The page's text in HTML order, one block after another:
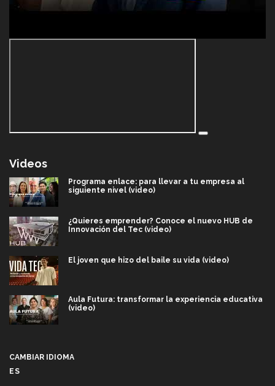
Videos
Programa enlace: para llevar a tu empresa al
siguiente nivel (video)
¿Quieres emprender? Conoce el nuevo HUB de
Innovación del Tec (video)
El joven que hizo del baile su vida (video)
Aula Futura: transformar la experiencia educativa
(video)
CAMBIAR IDIOMA
ES